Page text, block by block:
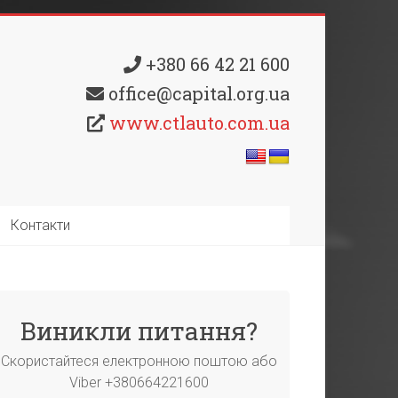
+380 66 42 21 600
office@capital.org.ua
www.ctlauto.com.ua
Контакти
Виникли питання?
Скористайтеся електронною поштою або
Viber +380664221600